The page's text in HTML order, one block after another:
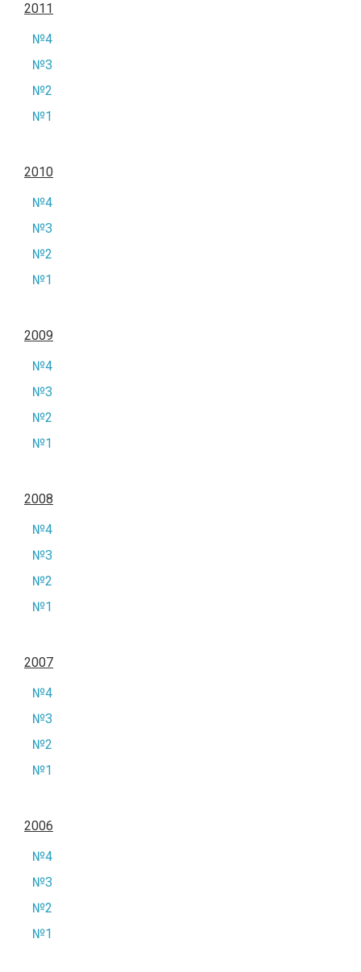
2011
№4
№3
№2
№1
2010
№4
№3
№2
№1
2009
№4
№3
№2
№1
2008
№4
№3
№2
№1
2007
№4
№3
№2
№1
2006
№4
№3
№2
№1